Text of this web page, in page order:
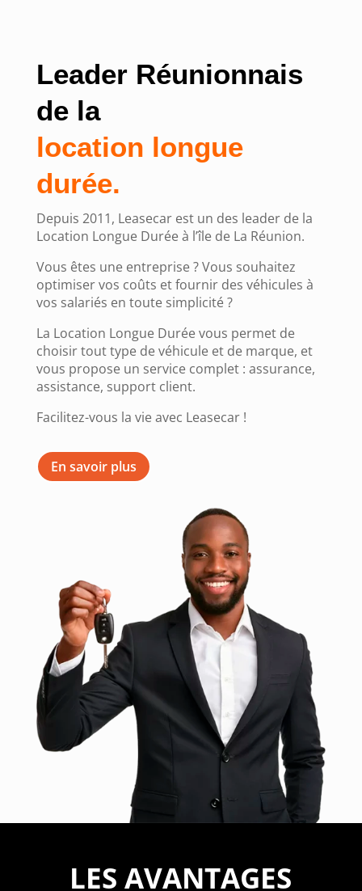
Leader Réunionnais
de la
location longue
durée.
Depuis 2011, Leasecar est un des leader de la
Location Longue Durée à l’île de La Réunion.
Vous êtes une entreprise ? Vous souhaitez
optimiser vos coûts et fournir des véhicules à
vos salariés en toute simplicité ?
La Location Longue Durée vous permet de
choisir tout type de véhicule et de marque, et
vous propose un service complet : assurance,
assistance, support client.
Facilitez-vous la vie avec Leasecar !
En savoir plus
LES AVANTAGES